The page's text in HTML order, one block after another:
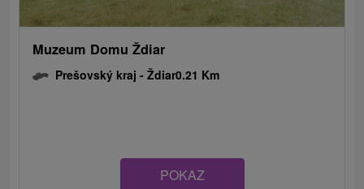
Muzeum Domu Ždiar
Prešovský kraj -Ždiar0.21 Km
POKAZ